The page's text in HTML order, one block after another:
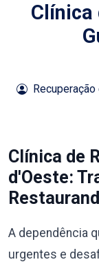
Clínica
Clínica de
d'Oeste:
A dependência
urgentes e